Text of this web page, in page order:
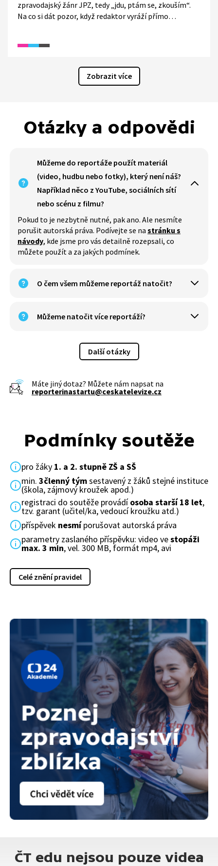
zpravodajský žánr JPZ, tedy „jdu, ptám se, zkouším“.
Na co si dát pozor, když redaktor vyráží přímo
Reportéři na startu.
Zobrazit více
Otázky a odpovědi
Můžeme do reportáže použít materiál
(video, hudbu nebo fotky), který není náš?
Například něco z YouTube, sociálních sítí
nebo scénu z filmu?
Pokud to je nezbytně nutné, pak ano. Ale nesmíte
porušit autorská práva. Podívejte se na stránku s
návody, kde jsme pro vás detailně rozepsali, co
můžete použít a za jakých podmínek.
O čem všem můžeme reportáž natočit?
Můžeme natočit více reportáží?
Další otázky
Máte jiný dotaz? Můžete nám napsat na
reporterinastartu@ceskatelevize.cz
Podmínky soutěže
pro žáky 1. a 2. stupně ZŠ a SŠ
min. 3členný týmsestavený z žáků stejné instituce
(škola, zájmový kroužek apod.)
registraci do soutěže provádíosoba starší 18 let,
tzv. garant (učitel/ka, vedoucí kroužku atd.)
příspěvek nesmíporušovat autorská práva
parametry zaslaného příspěvku: video vestopáži
max. 3 min, vel. 300 MB, formát mp4, avi
Celé znění pravidel
ČT edu nejsou pouze videa